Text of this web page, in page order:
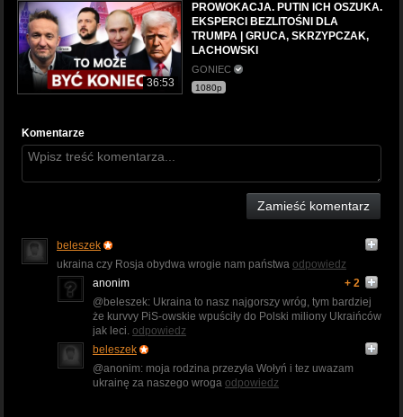
36:53
PROWOKACJA. PUTIN ICH OSZUKA.
EKSPERCI BEZLITOŚNI DLA
TRUMPA | GRUCA, SKRZYPCZAK,
LACHOWSKI
GONIEC
1080p
Komentarze
Zamieść komentarz
beleszek
ukraina czy Rosja obydwa wrogie nam państwa odpowiedz
anonim
+ 2
@beleszek: Ukraina to nasz najgorszy wróg, tym bardziej
że kurvvy PiS-owskie wpuściły do Polski miliony Ukraińców
jak leci. odpowiedz
beleszek
@anonim: moja rodzina przezyła Wołyń i tez uwazam
ukrainę za naszego wroga odpowiedz